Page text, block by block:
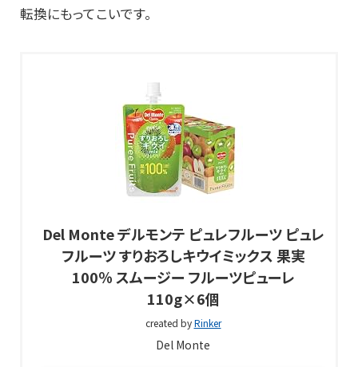
転換にもってこいです。
Del Monte デルモンテ ピュレフルーツ ピュレ
フルーツ すりおろしキウイミックス 果実
100％ スムージー フルーツピューレ
110g×6個
created byRinker
Del Monte